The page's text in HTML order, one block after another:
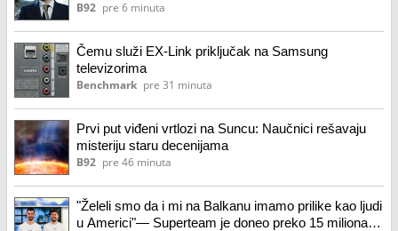
B92 pre 6 minuta
Čemu služi EX-Link priključak na Samsung
televizorima
Benchmark pre 31 minuta
Prvi put viđeni vrtlozi na Suncu: Naučnici rešavaju
misteriju staru decenijama
B92 pre 46 minuta
"Želeli smo da i mi na Balkanu imamo prilike kao ljudi
u Americi"— Superteam je doneo preko 15 miliona $